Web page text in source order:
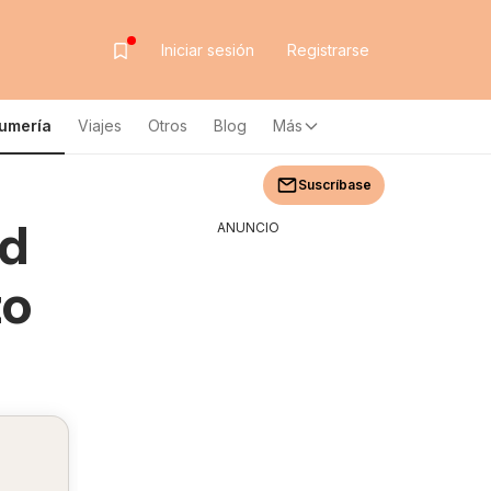
Iniciar sesión Registrarse
Viajes Otros Blog Más
Suscríbase
ANUNCIO